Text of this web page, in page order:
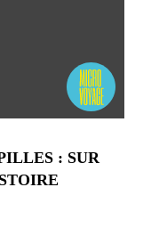
: SUR